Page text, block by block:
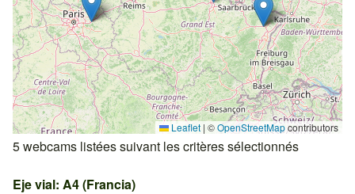
Leaflet | ©OpenStreetMapcontributors
5 webcams listées suivant les critères sélectionnés
Eje vial: A4 (Francia)